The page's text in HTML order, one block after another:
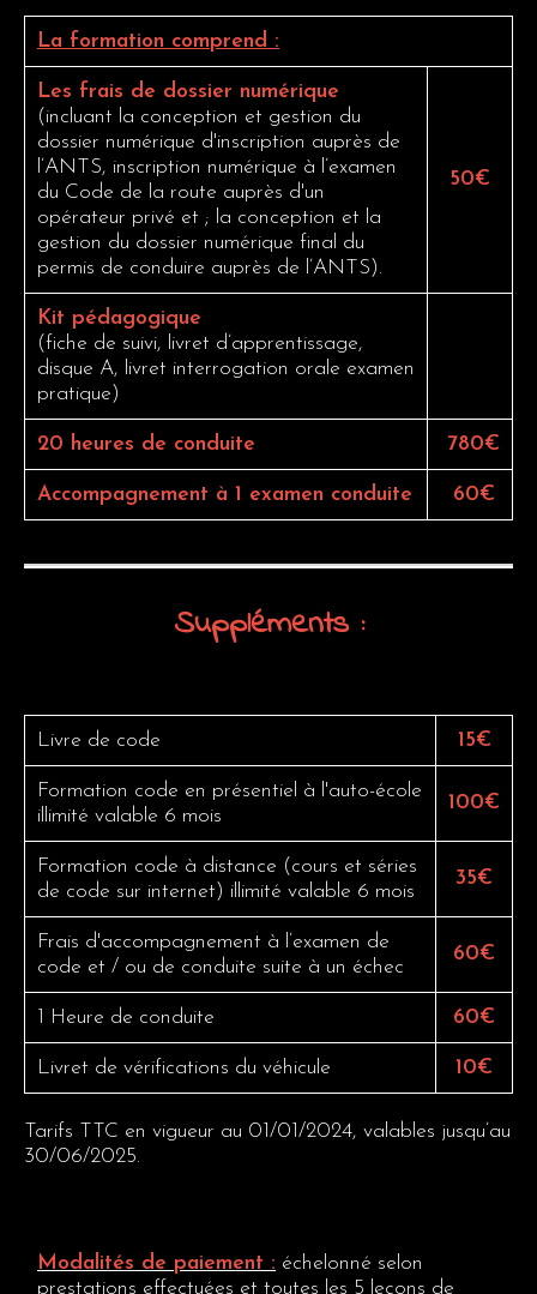
La formation comprend :
Les frais de dossier numérique
(incluant la conception et gestion du
dossier numérique d'inscription auprès de
l’ANTS, inscription numérique à l’examen
du Code de la route auprès d'un
opérateur privé et ; la conception et la
gestion du dossier numérique final du
permis de conduire auprès de l’ANTS).
50€
Kit pédagogique
(fiche de suivi, livret d’apprentissage,
disque A, livret interrogation orale examen
pratique)
20 heures de conduite 780€
Accompagnement à 1 examen conduite 60€
Suppléments :
Livre de code 15€
Formation code en présentiel à l'auto-école
illimité valable 6 mois
100€
Formation code à distance (cours et séries
de code sur internet) illimité valable 6 mois
35€
Frais d'accompagnement à l’examen de
code et / ou de conduite suite à un échec
60€
1 Heure de conduite 60€
Livret de vérifications du véhicule 10€
Tarifs TTC en vigueur au 01/01/2024, valables jusqu’au
30/06/2025.
Modalités de paiement : échelonné selon
prestations effectuées et toutes les 5 leçons de